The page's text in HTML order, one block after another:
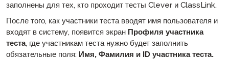
заполнены для тех, кто проходит тесты Clever и ClassLink.
После того, как участники теста вводят имя пользователя и
входят в систему, появится экран Профиля участника
теста, где участникам теста нужно будет заполнить
обязательные поля: Имя, Фамилия и ID участника теста.